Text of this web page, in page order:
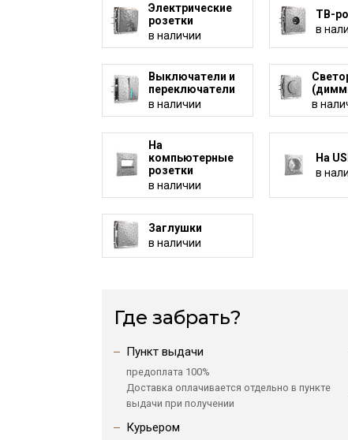
Электрические
розетки
в наличии
ТВ-
в
Выключатели и
переключатели
в наличии
в
На
компьютерные
розетки
в наличии
На
в
Заглушки
в наличии
Где забрать?
Пункт выдачи
предоплата 100%
Доставка оплачивается отдельно в пункте
выдачи при получении
Курьером